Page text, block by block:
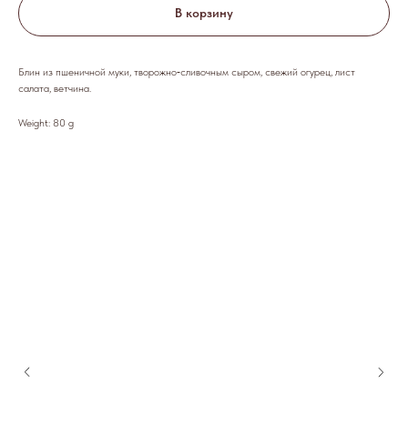
В корзину
Блин из пшеничной муки, творожно‑сливочным сыром, свежий огурец, лист
салата, ветчина.
Weight: 80 g